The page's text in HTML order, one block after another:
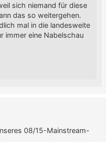
sich niemand für diese
das so weitergehen.
mal in die landesweite
immer eine Nabelschau
08/15-Mainstream-